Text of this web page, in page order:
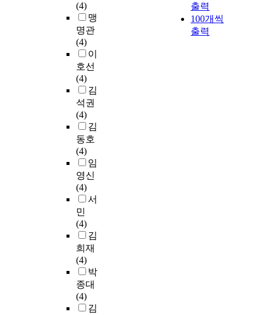
(4)
맹
명관
(4)
이
호선
(4)
김
석권
(4)
김
동호
(4)
임
영신
(4)
서
민
(4)
김
희재
(4)
박
종대
(4)
김
출력
100개씩
출력